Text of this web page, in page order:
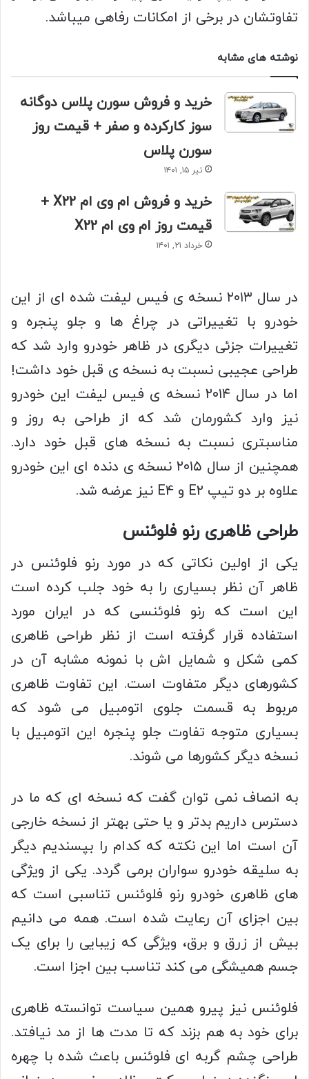
تفاوتشان در برخی از امکانات رفاهی میباشد.
نوشته های مشابه
خرید و فروش سورن پلاس دوگانه
سوز کارکرده و صفر + قیمت روز
سورن پلاس
تیر ۱۵, ۱۴۰۱
خرید و فروش ام وی ام X22 +
قیمت روز ام وی ام X22
خرداد ۲۱, ۱۴۰۱
در سال ۲۰۱۳ نسخه ی فیس لیفت شده ای از این
خودرو با تغییراتی در چراغ ها و جلو پنجره و
تغییرات جزئی دیگری در ظاهر خودرو وارد شد که
طراحی عجیبی نسبت به نسخه ی قبل خود داشت!
اما در سال ۲۰۱۴ نسخه ی فیس لیفت این خودرو
نیز وارد کشورمان شد که از طراحی به روز و
مناسبتری نسبت به نسخه های قبل خود دارد.
همچنین از سال ۲۰۱۵ نسخه ی دنده ای این خودرو
علاوه بر دو تیپ E2 و E4 نیز عرضه شد.
طراحی ظاهری رنو فلوئنس
یکی از اولین نکاتی که در مورد رنو فلوئنس در
ظاهر آن نظر بسیاری را به خود جلب کرده است
این است که رنو فلوئنسی که در ایران مورد
استفاده قرار گرفته است از نظر طراحی ظاهری
کمی شکل و شمایل اش با نمونه مشابه آن در
کشورهای دیگر متفاوت است. این تفاوت ظاهری
مربوط به قسمت جلوی اتومبیل می شود که
بسیاری متوجه تفاوت جلو پنجره این اتومبیل با
نسخه دیگر کشورها می شوند.
به انصاف نمی توان گفت که نسخه ای که ما در
دسترس داریم بدتر و یا حتی بهتر از نسخه خارجی
آن است اما این نکته که کدام را بپسندیم دیگر
به سلیقه خودرو سواران برمی گردد. یکی از ویژگی
های ظاهری خودرو رنو فلوئنس تناسبی است که
بین اجزای آن رعایت شده است. همه می دانیم
بیش از زرق و برق، ویژگی که زیبایی را برای یک
جسم همیشگی می کند تناسب بین اجزا است.
فلوئنس نیز پیرو همین سیاست توانسته ظاهری
برای خود به هم بزند که تا مدت ها از مد نیافتد.
طراحی چشم گربه ای فلوئنس باعث شده با چهره